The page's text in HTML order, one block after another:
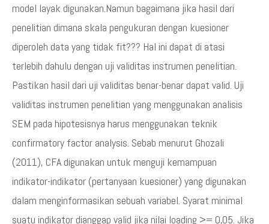
model layak digunakan.Namun bagaimana jika hasil dari
penelitian dimana skala pengukuran dengan kuesioner
diperoleh data yang tidak fit??? Hal ini dapat di atasi
terlebih dahulu dengan uji validitas instrumen penelitian.
Pastikan hasil dari uji validitas benar-benar dapat valid. Uji
validitas instrumen penelitian yang menggunakan analisis
SEM pada hipotesisnya harus menggunakan teknik
confirmatory factor analysis. Sebab menurut Ghozali
(2011), CFA digunakan untuk menguji kemampuan
indikator-indikator (pertanyaan kuesioner) yang digunakan
dalam menginformasikan sebuah variabel. Syarat minimal
suatu indikator dianggap valid jika nilai loading >= 0,05. Jika